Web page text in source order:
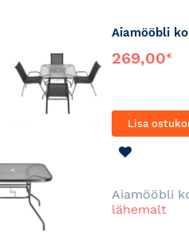
Aiamööbli
269,00€
Lisa
Aiamööbli
lähemalt